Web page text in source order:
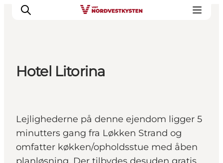
Handicapvenlig ferie
Events
Overnatning
Planlæg din ferie
Hotel Litorina
Lejlighederne på denne ejendom ligger 5
minutters gang fra Løkken Strand og
omfatter køkken/opholdsstue med åben